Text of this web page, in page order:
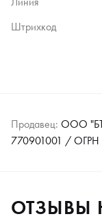
Штрихкод
Продавец: ООО
770901001 / ОГРН
ОТЗЫВЫ